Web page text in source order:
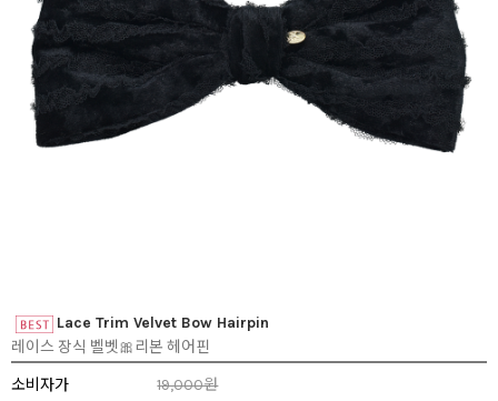
Lace Trim Velvet Bow Hairpin
레이스 장식 벨벳🎀리본 헤어핀
소비자가
19,000원